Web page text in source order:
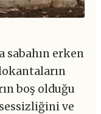
sabahın erken
boş olduğu
ve